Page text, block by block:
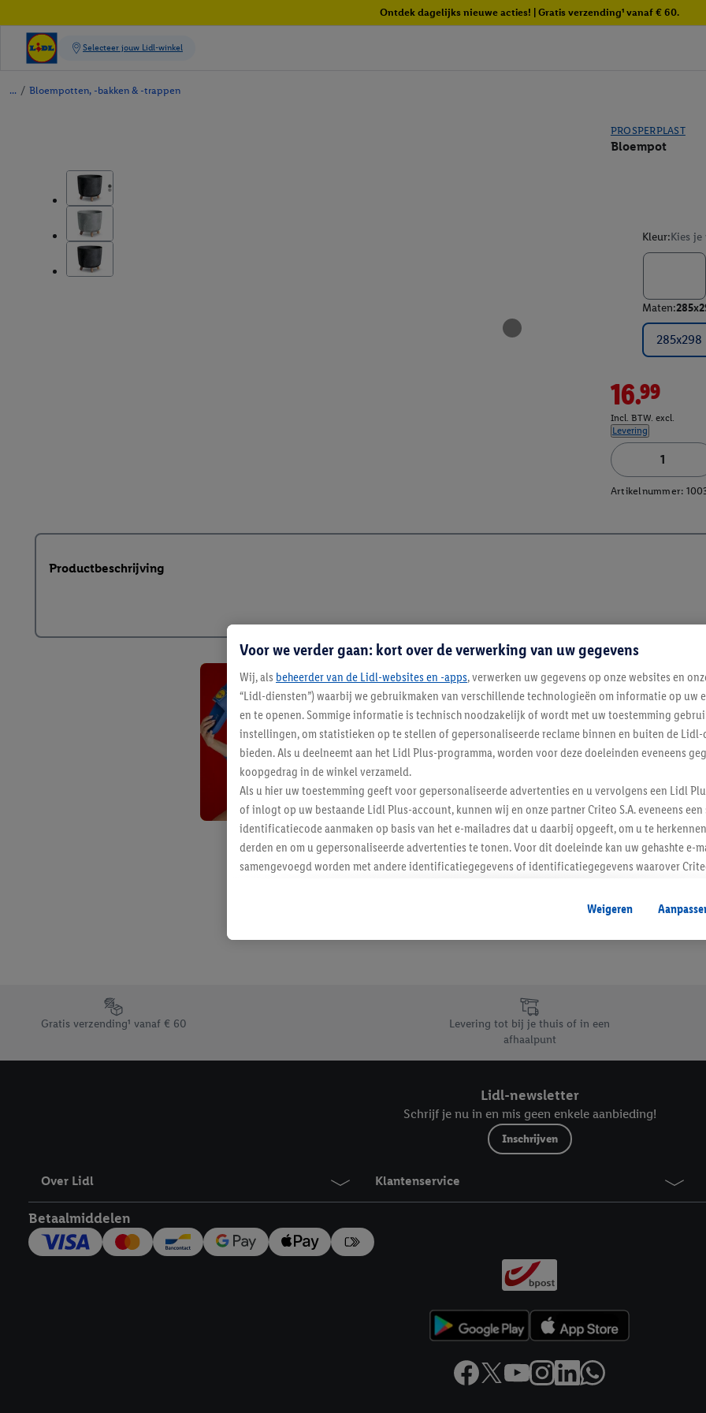
Ontdek dagelijks nieuwe acties! | Gratis verzending¹ vanaf € 60.
/ Bloempotten, -bakken & -trappen
PROSPERPLAST
Bloempot
Kleur:Kies
Maten:
285x298
16.99
Incl. BTW. excl.
Levering
Artikelnummer:
Productbeschrijving
Blijf op de
Schrijf je in op de
Footerelement met de verschillende USPs van Lidl.be
Gratis verzending¹ vanaf € 60
Levering tot bij je thuis of in een
afhaalpunt
Lidl-newsletter
Schrijf je nu in en mis geen enkele aanbieding!
Inschrijven
Over Lidl Klantenservice
Betaalmiddelen
Voor we verder gaan: kort over de verwerking van uw gegevens
Wij, als beheerder van de Lidl-websites en -apps, verwerken uw gegevens op onze websites en
“Lidl-diensten”) waarbij we gebruikmaken van verschillende technologieën om informatie op uw
en te openen. Sommige informatie is technisch noodzakelijk of wordt met uw toestemming
instellingen, om statistieken op te stellen of gepersonaliseerde reclame binnen en buiten de Lidl-
bieden. Als u deelneemt aan het Lidl Plus-programma, worden voor deze doeleinden eveneens
koopgedrag in de winkel verzameld.
Als u hier uw toestemming geeft voor gepersonaliseerde advertenties en u vervolgens een Lidl
of inlogt op uw bestaande Lidl Plus-account, kunnen wij en onze partner Criteo S.A. eveneens
identificatiecode aanmaken op basis van het e-mailadres dat u daarbij opgeeft, om u te
derden en om u gepersonaliseerde advertenties te tonen. Voor dit doeleinde kan uw gehashte e-
samengevoegd worden met andere identificatiegegevens of identificatiegegevens waarover
Als u hiermee akkoord gaat, kunnen advertenties in het kader van retargeting, d.w.z. advertenties
u interesse hebt getoond (bijvoorbeeld door het product in de webshop aan uw winkelmandje
niet te kopen), ook op verschillende apparaten en verschillende Lidl-diensten worden
Onder “Aanpassen” kunt u individuele doeleinden toestaan en meer informatie vinden over de
Door op “weigeren” te klikken, kunt u alleen het gebruik van de noodzakelijke technologieën
“aanvaarden” te klikken, stemt u in met alle verwerkingen voor alle bovengenoemde doeleinden.
Weigeren